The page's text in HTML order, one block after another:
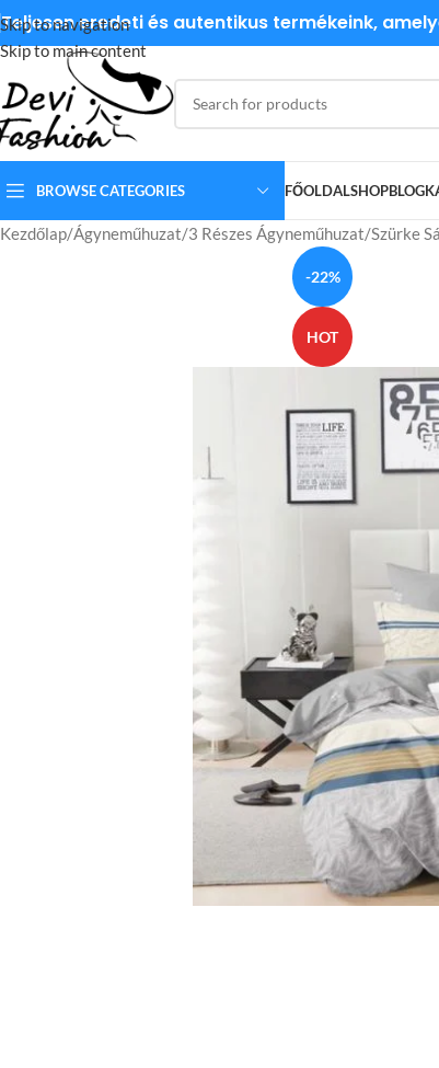
Skip to navigation
Skip to main content
Teljesen eredeti és autentikus termékeink,
BROWSE CATEGORIES FŐOLDALSHOPBLOG
Kezdőlap Ágyneműhuzat 3 Részes Ágyneműhuzat Szürke
-22%
HOT